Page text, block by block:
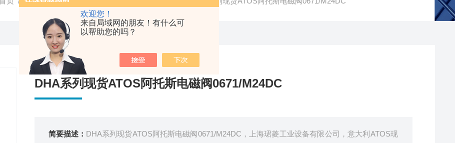
欢迎您！
来自局域网的朋友！有什么可
以帮助您的吗？
DHA系列现货ATOS阿托斯电磁阀0671/M24DC
简要描述： DHA系列现货ATOS阿托斯电磁阀0671/M24DC，上海珺菱工业设备有限公司，意大利ATOS现